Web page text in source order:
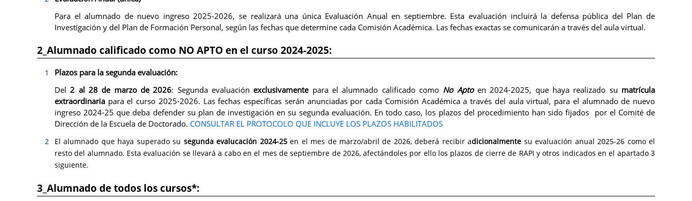
Para el alumnado de nuevo ingreso 2025-2026, se realizará una única Evaluación Anual en septiembre. Esta evaluación incluirá la defensa pública del Plan de
Investigación y del Plan de Formación Personal, según las fechas que determine cada Comisión Académica. Las fechas exactas se comunicarán a través del aula virtual.
2_Alumnado calificado como NO APTO en el curso 2024-2025:
Plazos para la segunda evaluación:
Del2 al 28 de marzo de 2026: Segunda evaluaciónexclusivamentepara el alumnado calificado como No Apto en 2024-2025, que haya realizado su matrícula
extraordinaria para el curso 2025-2026. Las fechas específicas serán anunciadas por cada Comisión Académica a través del aula virtual, para el alumnado de nuevo
ingreso 2024-25 que deba defender su plan de investigación en su segunda evaluación. En todo caso, los plazos del procedimiento han sido fijados por el Comité de
Dirección de la Escuela de Doctorado. CONSULTAR EL PROTOCOLO QUE INCLUYE LOS PLAZOS HABILITADOS
El alumnado que haya superado su segunda evalucación 2024-25en el mes de marzo/abril de 2026, deberá recibir adicionalmente su evaluación anual 2025-26 como el
resto del alumnado. Esta evaluación se llevará a cabo en el mes de septiembre de 2026, afectándoles por ello los plazos de cierre de RAPI y otros indicados en el apartado 3
siguiente.
3_Alumnado de todos los cursos*: